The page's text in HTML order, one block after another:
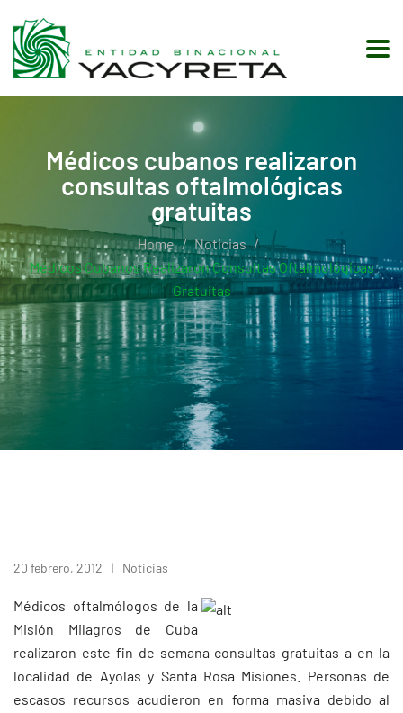
Médicos cubanos realizaron
consultas oftalmológicas
gratuitas
Home
Noticias
Médicos Cubanos Realizaron Consultas Oftalmológicas
Gratuitas
20 febrero, 2012 Noticias
Médicos oftalmólogos de la
Misión Milagros de Cuba
realizaron este fin de semana consultas gratuitas a en la
localidad de Ayolas y Santa Rosa Misiones. Personas de
escasos recursos acudieron en forma masiva debido al